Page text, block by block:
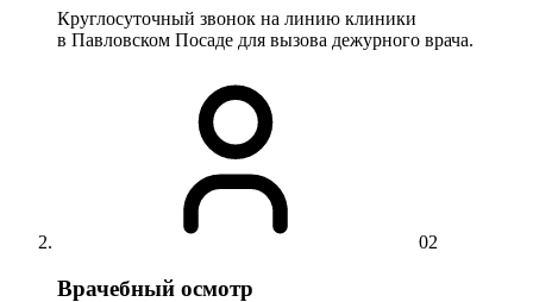
Круглосуточный звонок на линию клиники
в Павловском Посаде для вызова дежурного врача.
02
Врачебный осмотр